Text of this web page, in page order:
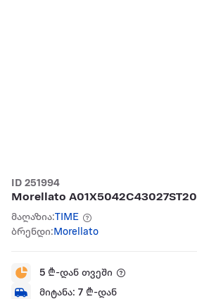
ID 251994
Morellato A01X5042C43027ST20
მაღაზია:TIME
ბრენდი:Morellato
5 ₾-დან თვეში
მიტანა: 7 ₾-დან